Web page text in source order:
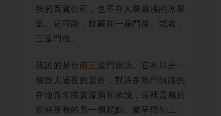
強的百貨公司，也不在人聲鼎沸的冰果
室。它可能，就藏在一扇門後。或者，
三道門後。
我說的是台南三道門旅店。它不只是一
個旅人過夜的居所，對許多熟門熟路的
在地青年或資深酒客來說，這裡是屬於
府城夜晚的另一個起點。當華燈初上，